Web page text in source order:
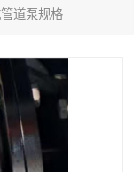
道泵规格